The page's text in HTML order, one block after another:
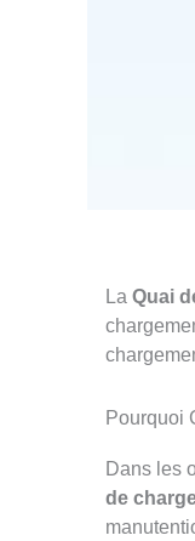
La Quai
Pourquoi
Dans les
de